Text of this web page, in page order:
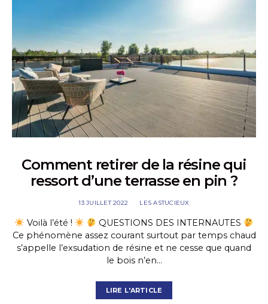
Comment retirer de la résine qui
ressort d’une terrasse en pin ?
13 JUILLET 2022 LES ASTUCIEUX
Voilà l’été !
QUESTIONS DES INTERNAUTES
Ce phénomène assez courant surtout par temps chaud
s’appelle l’exsudation de résine et ne cesse que quand
le bois n’en…
LIRE L'ARTICLE